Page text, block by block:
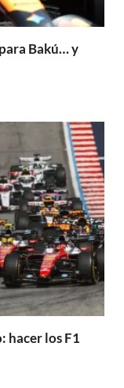
Bakú… y
hacer los F1